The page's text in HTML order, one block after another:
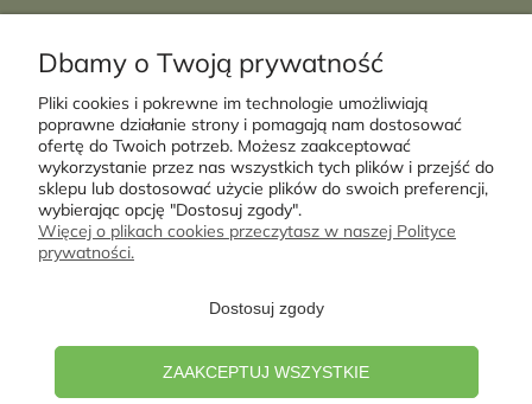
Moje konto
Dbamy o Twoją prywatność
Pliki cookies i pokrewne im technologie umożliwiają
poprawne działanie strony i pomagają nam dostosować
ofertę do Twoich potrzeb. Możesz zaakceptować
wykorzystanie przez nas wszystkich tych plików i przejść do
sklepu lub dostosować użycie plików do swoich preferencji,
wybierając opcję "Dostosuj zgody".
Więcej o plikach cookies przeczytasz w naszej Polityce
prywatności.
Dostosuj zgody
ZAAKCEPTUJ WSZYSTKIE